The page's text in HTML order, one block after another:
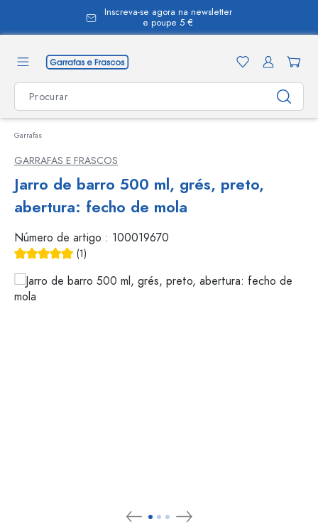
Inscreva-se agora na newsletter
e poupe 5 €
Garrafas
GARRAFAS E FRASCOS
Jarro de barro 500 ml, grés, preto,
abertura: fecho de mola
Número de artigo : 100019670
(1)